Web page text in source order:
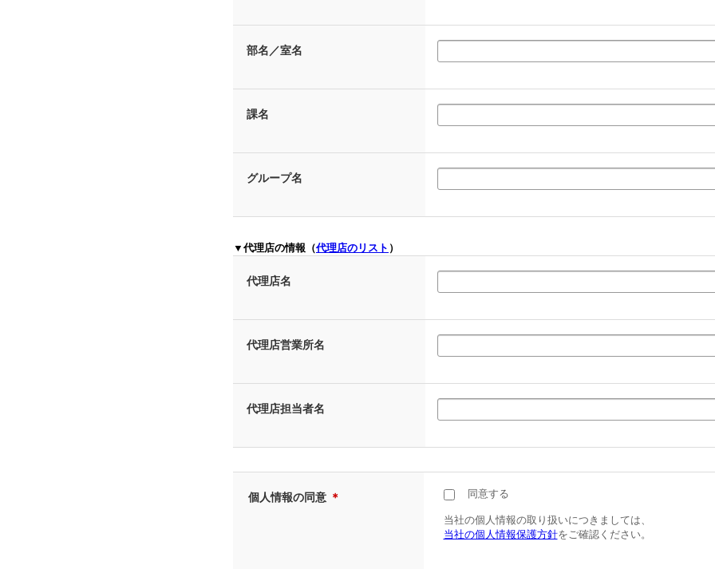
部名／室名
課名
グループ名
▼代理店の情報（代理店のリスト ）
代理店名
代理店営業所名
代理店担当者名
個人情報の同意 ＊ 同意する
当社の個人情報の取り扱いにつきましては、
当社の個人情報保護方針をご確認ください。